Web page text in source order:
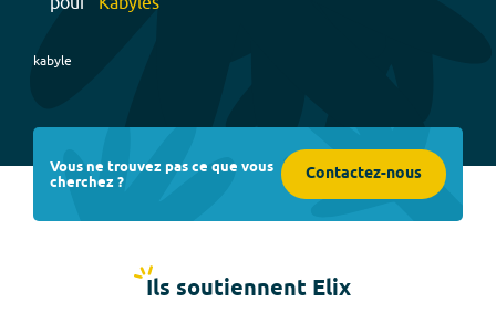
kabyle
Vous ne trouvez pas ce que vous
cherchez ? Contactez-nous
Ils soutiennent Elix